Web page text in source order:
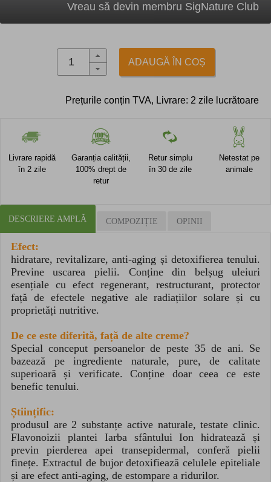
Vreau să devin membru SigNature Club
ADAUGĂ ÎN COȘ
Prețurile conțin TVA, Livrare: 2 zile lucrătoare
Livrare rapidă
în 2 zile
Garanția calității,
100% drept de
retur
Retur simplu
în 30 de zile
Netestat pe
animale
DESCRIERE AMPLĂ COMPOZIȚIE OPINII
Efect:
hidratare, revitalizare, anti-aging și detoxifierea tenului.
Previne uscarea pielii. Conține din belșug uleiuri
esențiale cu efect regenerant, restructurant, protector
față de efectele negative ale radiațiilor solare și cu
proprietăți nutritive.
De ce este diferită, față de alte creme?
Special conceput persoanelor de peste 35 de ani. Se
bazează pe ingrediente naturale, pure, de calitate
superioară și verificate. Conține doar ceea ce este
benefic tenului.
Științific:
produsul are 2 substanțe active naturale, testate clinic.
Flavonoizii plantei Iarba sfântului Ion hidratează și
previn pierderea apei transepidermal, conferă pielii
finețe. Extractul de bujor detoxifiează celulele epiteliale
și are efect anti-aging, de estompare a ridurilor.